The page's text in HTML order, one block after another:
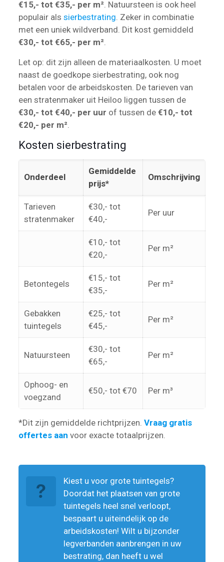
€15,- tot €35,- per m². Natuursteen is ook heel
populair als sierbestrating. Zeker in combinatie
met een uniek wildverband. Dit kost gemiddeld
€30,- tot €65,- per m².
Let op: dit zijn alleen de materiaalkosten. U moet
naast de goedkope sierbestrating, ook nog
betalen voor de arbeidskosten. De tarieven van
een stratenmaker uit Heiloo liggen tussen de
€30,- tot €40,- per uur of tussen de €10,- tot
€20,- per m².
Kosten sierbestrating
Onderdeel
Gemiddelde
prijs*
Omschrijving
Tarieven
stratenmaker
€30,- tot
€40,-
Per uur
€10,- tot
€20,-
Per m²
Betontegels
€15,- tot
€35,-
Per m²
Gebakken
tuintegels
€25,- tot
€45,-
Per m²
Natuursteen
€30,- tot
€65,-
Per m²
Ophoog- en
voegzand
€50,- tot €70 Per m³
*Dit zijn gemiddelde richtprijzen. Vraag gratis
offertes aan voor exacte totaalprijzen.
Kiest u voor grote tuintegels?
Doordat het plaatsen van grote
tuintegels heel snel verloopt,
bespaart u uiteindelijk op de
arbeidskosten! Wilt u bijzonder
legverbanden aanbrengen in uw
bestrating, dan heeft u wel